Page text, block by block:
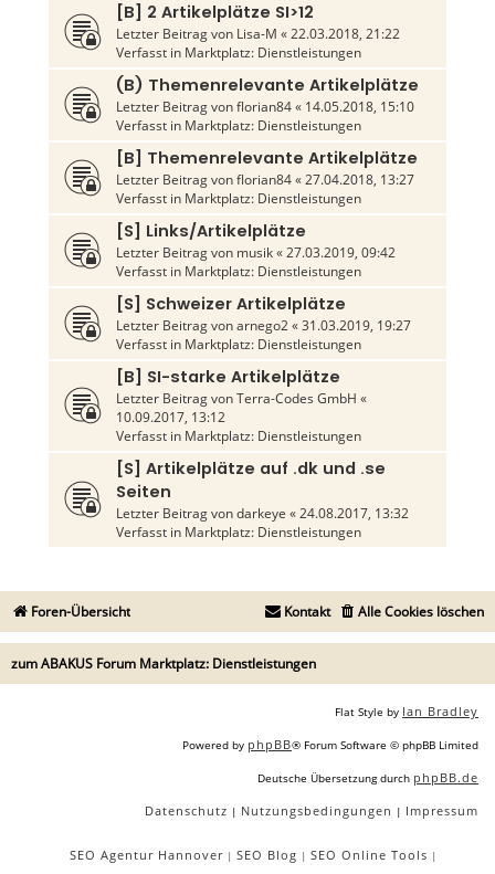
[B] 2 Artikelplätze SI>12
Letzter Beitrag von Lisa-M «22.03.2018, 21:22
Verfasst in Marktplatz: Dienstleistungen
(B) Themenrelevante Artikelplätze
Letzter Beitrag vonflorian84« 14.05.2018, 15:10
Verfasst in Marktplatz: Dienstleistungen
[B] Themenrelevante Artikelplätze
Letzter Beitrag vonflorian84«27.04.2018, 13:27
Verfasst in Marktplatz: Dienstleistungen
[S] Links/Artikelplätze
Letzter Beitrag von musik«27.03.2019, 09:42
Verfasst in Marktplatz: Dienstleistungen
[S] Schweizer Artikelplätze
Letzter Beitrag vonarnego2«31.03.2019, 19:27
Verfasst in Marktplatz: Dienstleistungen
[B] SI-starke Artikelplätze
Letzter Beitrag vonTerra-Codes GmbH «
10.09.2017, 13:12
Verfasst in Marktplatz: Dienstleistungen
[S] Artikelplätze auf .dk und .se
Seiten
Letzter Beitrag vondarkeye «24.08.2017, 13:32
Verfasst in Marktplatz: Dienstleistungen
Foren-Übersicht Alle Cookies löschen
Kontakt
zum ABAKUS Forum Marktplatz: Dienstleistungen
Flat Style by Ian Bradley
Powered by phpBB® Forum Software © phpBB Limited
Deutsche Übersetzung durch phpBB.de
Datenschutz | Nutzungsbedingungen | Impressum
SEO Agentur Hannover| SEO Blog | SEO Online Tools |